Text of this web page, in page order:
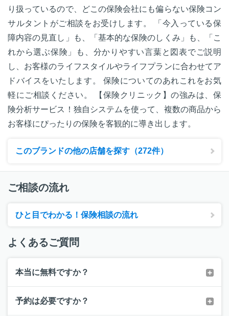
り扱っているので、どこの保険会社にも偏らない保険コン
サルタントがご相談をお受けします。 「今入っている保
障内容の見直し」も、「基本的な保険のしくみ」も、「こ
れから選ぶ保険」も、分かりやすい言葉と図表でご説明
し、お客様のライフスタイルやライフプランに合わせてア
ドバイスをいたします。 保険についてのあれこれをお気
軽にご相談ください。 【保険クリニック】の強みは、保
険分析サービス！独自システムを使って、複数の商品から
お客様にぴったりの保険を客観的に導き出します。
このブランドの他の店舗を探す（272件）
ご相談の流れ
ひと目でわかる！保険相談の流れ
よくあるご質問
本当に無料ですか？
予約は必要ですか？